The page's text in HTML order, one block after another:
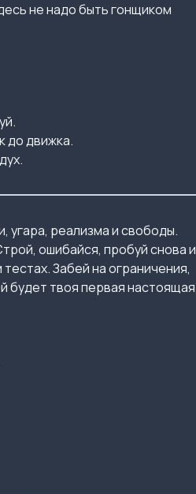
не надо быть гонщиком
до движка.
угара, реализма и свободы.
ошибайся, пробуй снова и
Забей на ограничения,
будет твоя первая настоящая